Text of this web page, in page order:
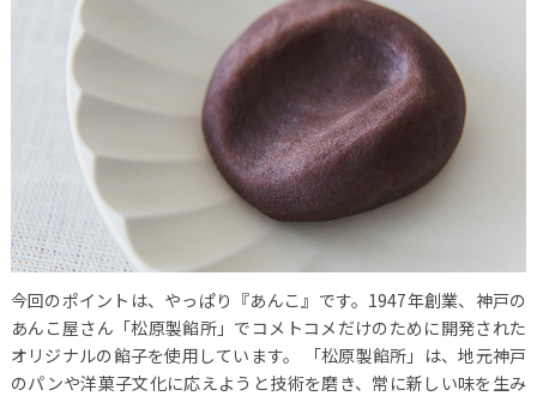
今回のポイントは、やっぱり『あんこ』です。1947年創業、神戸の
あんこ屋さん「松原製餡所」でコメトコメだけのために開発された
オリジナルの餡子を使用しています。
「松原製餡所」は、地元神戸
のパンや洋菓子文化に応えようと技術を磨き、常に新しい味を生み